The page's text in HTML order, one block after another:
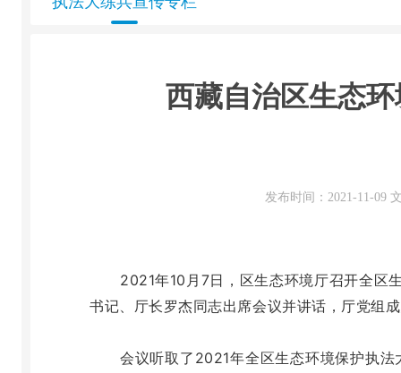
西藏自治区生态
发布时间：2021-11-09
2021年10月7日，区生态环境厅召开全区
书记、厅长罗杰同志出席会议并讲话，厅党组
会议听取了2021年全区生态环境保护执